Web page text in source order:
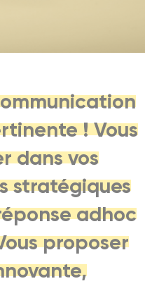
! Vous
dans vos
stratégiques
adhoc
proposer